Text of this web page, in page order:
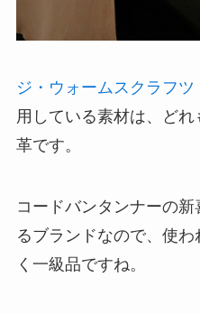
ジ・ウォームスクラフ
用している素材は、ど
革です。
コードバンタンナーの
るブランドなので、使
く一級品ですね。